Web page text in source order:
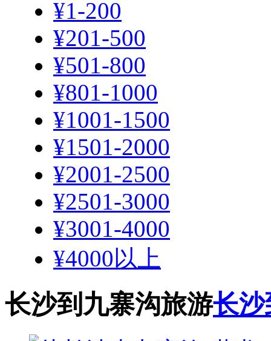
¥1-200
¥201-500
¥501-800
¥801-1000
¥1001-1500
¥1501-2000
¥2001-2500
¥2501-3000
¥3001-4000
¥4000以上
长沙到九寨沟旅游长